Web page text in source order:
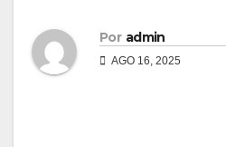
Por admin
AGO 16, 2025